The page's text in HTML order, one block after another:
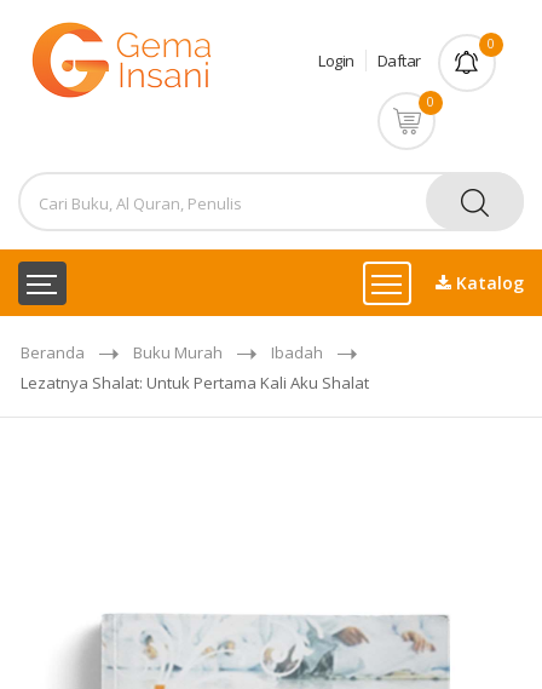
Login Daftar
0
0
Katalog
Beranda Buku Murah
Ibadah
Lezatnya Shalat: Untuk Pertama Kali Aku Shalat